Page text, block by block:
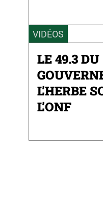
VIDÉOS
LE 49.3 DU
L’HERBE
L’ONF